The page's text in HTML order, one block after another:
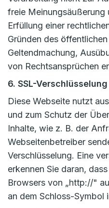
freie Meinungsäußerung
Erfüllung einer
Gründen des
Geltendmachung,
von Rechtsansprüchen
6. SSL-Verschlüsselung
Diese Webseite nutzt
und zum Schutz der
Inhalte, wie z. B. der
Webseitenbetreiber
Verschlüsselung. Eine
erkennen Sie daran,
Browsers von „http://"
an dem Schloss-Symbol